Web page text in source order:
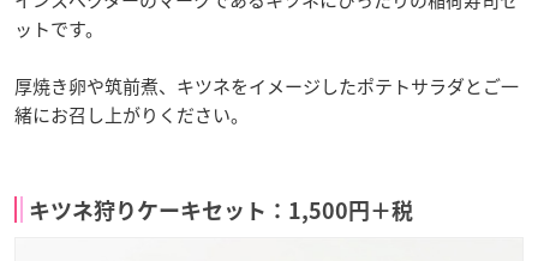
ットです。
厚焼き卵や筑前煮、キツネをイメージしたポテトサラダとご一
緒にお召し上がりください。
キツネ狩りケーキセット：1,500円＋税